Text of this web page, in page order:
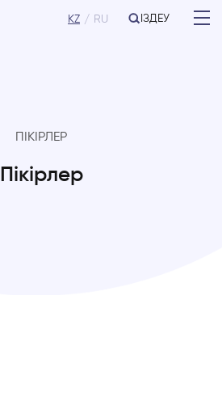
KZ RU ІЗДЕУ
ПІКІРЛЕР
Пікірлер